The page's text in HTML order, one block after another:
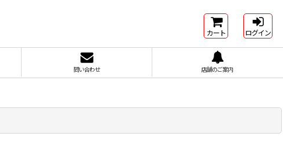
カート ログイン
問い合わせ 店舗のご案内